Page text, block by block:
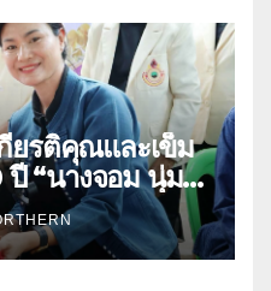
ยรติคุณและเข็ม
ง อำเภอเมือง